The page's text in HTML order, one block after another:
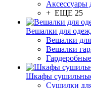
Аксессуары
+ ЕЩЕ 25
Вешалки для
Вешалки
Вешалки
Шкафы
Сушилки